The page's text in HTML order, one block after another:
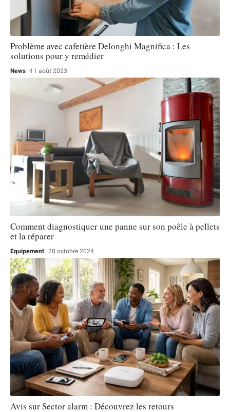
Problème avec cafetière Delonghi Magnifica : Les
solutions pour y remédier
News 11 août 2023
Comment diagnostiquer une panne sur son poêle à pellets
et la réparer
Equipement 28 octobre 2024
Avis sur Sector alarm : Découvrez les retours